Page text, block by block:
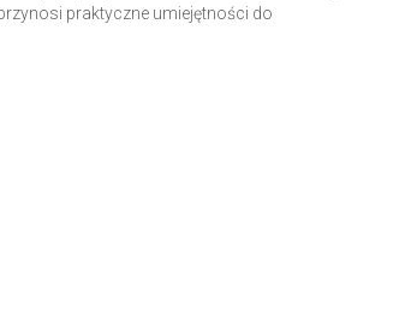
praktyczne umiejętności do